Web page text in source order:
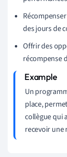
des jours de
Offrir des
récompense
Un
place,
collègue qui
recevoir une